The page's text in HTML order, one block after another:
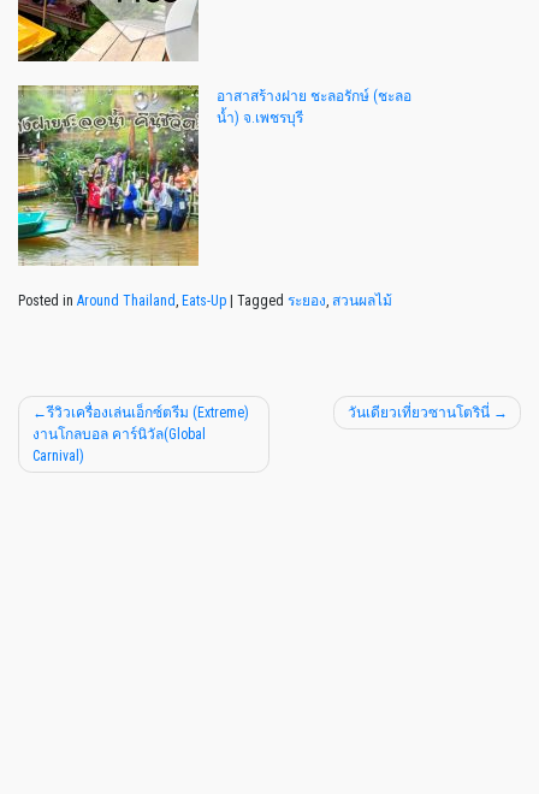
อาสาสร้างฝาย ชะลอรักษ์ (ชะลอ
น้ำ) จ.เพชรบุรี
Posted in Around Thailand, Eats-Up Tagged ระยอง, สวนผลไม้
รีวิวเครื่องเล่นเอ็กซ์ตรีม (Extreme)
งานโกลบอล คาร์นิวัล(Global
Carnival)
วันเดียวเที่ยวซานโตรินี่